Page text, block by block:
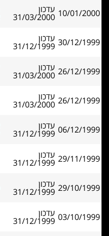
10/01/2000 עדכון
31/03/2000
30/12/1999 עדכון
31/12/1999
26/12/1999 עדכון
31/03/2000
26/12/1999 עדכון
31/03/2000
06/12/1999 עדכון
31/12/1999
29/11/1999 עדכון
31/12/1999
29/10/1999 עדכון
31/12/1999
03/10/1999 עדכון
31/12/1999